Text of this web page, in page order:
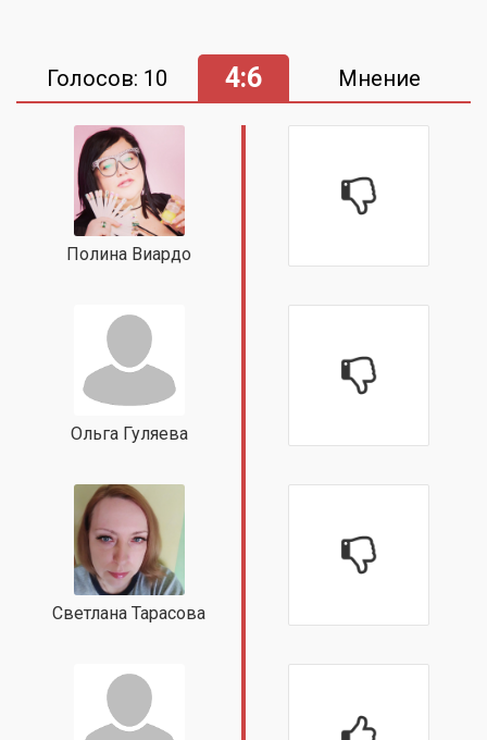
Голосов: 10 4:6 Мнение
Полина Виардо
Ольга Гуляева
Светлана Тарасова